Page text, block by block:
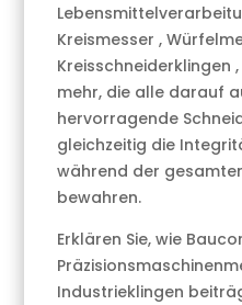
Kreismesser ,
Kreisschneiderklingen
mehr, die alle darauf
hervorragende
gleichzeitig die
während der
bewahren.
Erklären Sie, wie
Industrieklingen